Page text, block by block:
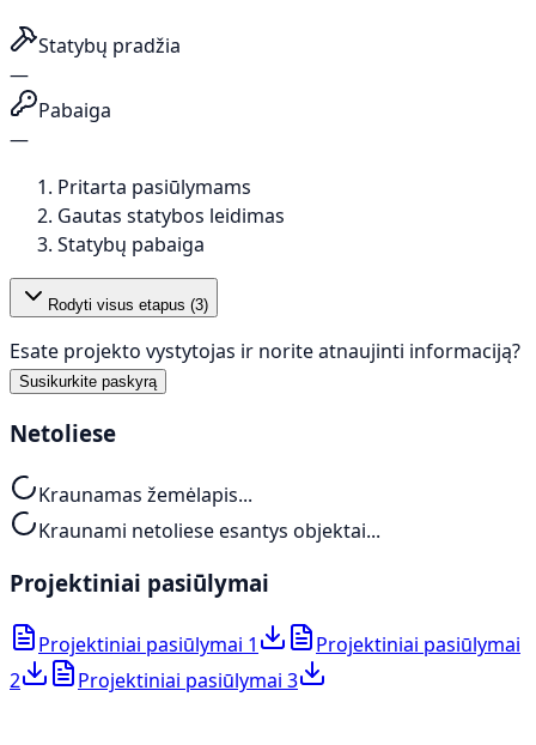
Statybų pradžia
—
Pabaiga
—
Pritarta pasiūlymams
Gautas statybos leidimas
Statybų pabaiga
Rodyti visus etapus (3)
Esate projekto vystytojas ir norite atnaujinti informaciją?
Susikurkite paskyrą
Netoliese
Kraunamas žemėlapis...
Kraunami netoliese esantys objektai...
Projektiniai pasiūlymai
Projektiniai pasiūlymai 1
Projektiniai pasiūlymai
2
Projektiniai pasiūlymai 3